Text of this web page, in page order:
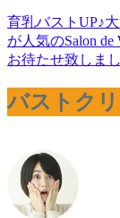
育乳バストUP♪
が人気のSalon
お待たせ致しま
バストク